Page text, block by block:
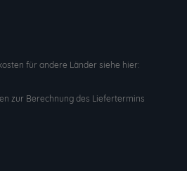
für andere Länder siehe hier:
zur Berechnung des Liefertermins